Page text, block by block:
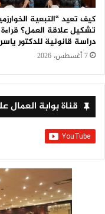
كيف تعيد “التبعية
تشكيل علاقة العمل؟
دراسة قانونية للدكتور
7 أغسطس، 2026
قناة بوابة العمال